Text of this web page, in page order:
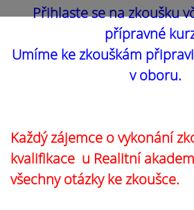
Přihlaste se na zkoušku
přípravné
Umíme ke zkouškám
v oboru.
Každý zájemce o vykonání
kvalifikace u Realitní
všechny otázky ke zkoušce.